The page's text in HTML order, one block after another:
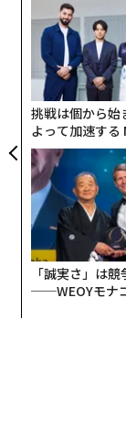
挑戦は個から始
よって加速する
PAN 特別座談会
「誠実さ」は
──WEOYモナ